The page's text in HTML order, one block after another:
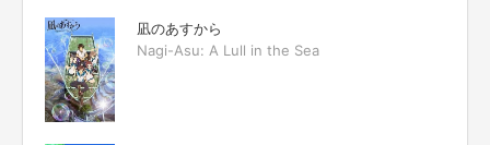
凪のあすから
Nagi-Asu: A Lull in the Sea